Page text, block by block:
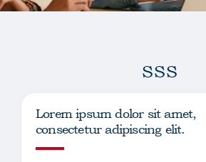
SSS
Lorem ipsum dolor sit amet,
consectetur adipiscing elit.